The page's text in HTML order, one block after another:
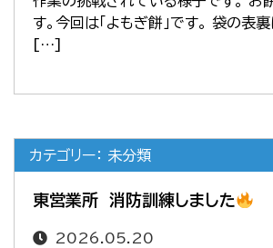
す。今回は「よもぎ餅」です。 袋の表
[…]
カテゴリー： 未分類
東営業所 消防訓練しました
2026.05.20